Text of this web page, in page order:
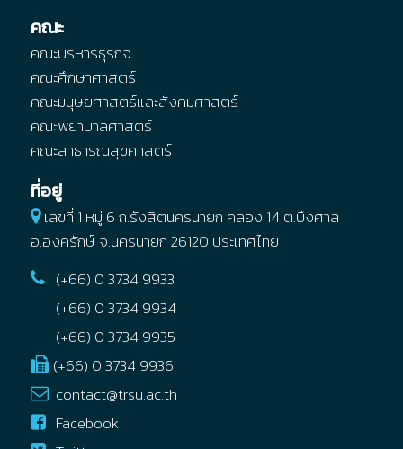
คณะ
คณะบริหารธุรกิจ
คณะศึกษาศาสตร์
คณะมนุษยศาสตร์และสังคมศาสตร์
คณะพยาบาลศาสตร์
คณะสาธารณสุขศาสตร์
ที่อยู่
เลขที่ 1 หมู่ 6 ถ.รังสิตนครนายก คลอง 14 ต.บึงศาล
อ.องครักษ์ จ.นครนายก26120 ประเทศไทย
(+66) 0 3734 9933
(+66) 0 3734 9934
(+66) 0 3734 9935
(+66) 0 3734 9936
contact@trsu.ac.th
Facebook